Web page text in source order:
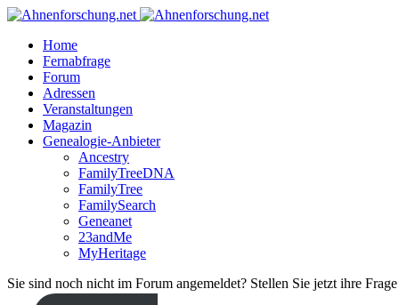
Home
Fernabfrage
Forum
Adressen
Veranstaltungen
Magazin
Genealogie-Anbieter
Ancestry
FamilyTreeDNA
FamilyTree
FamilySearch
Geneanet
23andMe
MyHeritage
Sie sind noch nicht im Forum angemeldet? Stellen Sie jetzt ihre